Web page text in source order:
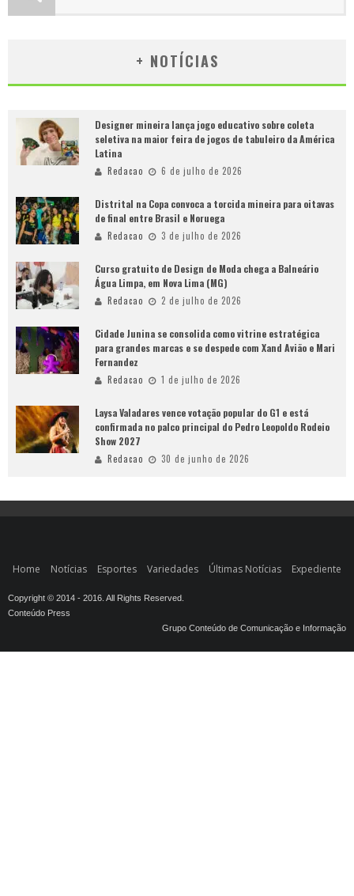
+ NOTÍCIAS
Designer mineira lança jogo educativo sobre coleta
seletiva na maior feira de jogos de tabuleiro da América
Latina
Redacao 6 de julho de 2026
Distrital na Copa convoca a torcida mineira para oitavas
de final entre Brasil e Noruega
Redacao 3 de julho de 2026
Curso gratuito de Design de Moda chega a Balneário
Água Limpa, em Nova Lima (MG)
Redacao 2 de julho de 2026
Cidade Junina se consolida como vitrine estratégica
para grandes marcas e se despede com Xand Avião e Mari
Fernandez
Redacao 1 de julho de 2026
Laysa Valadares vence votação popular do G1 e está
confirmada no palco principal do Pedro Leopoldo Rodeio
Show 2027
Redacao 30 de junho de 2026
Home Notícias Esportes Variedades Últimas Notícias Expediente
Copyright © 2014 - 2016. All Rights Reserved.
Conteúdo Press
Grupo Conteúdo de Comunicação e Informação